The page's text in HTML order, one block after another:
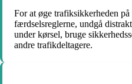
For at øge trafiksikkerheden
færdselsreglerne, undgå
under kørsel, bruge
andre trafikdeltagere.